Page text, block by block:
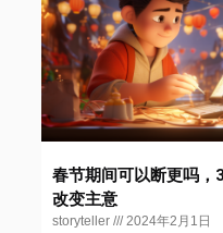
春节期间可以断更吗，
改变主意
storyteller 2024年2月1日